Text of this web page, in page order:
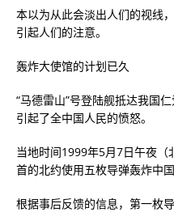
本以为从此会淡出人们的视线
引起人们的注意。
轰炸大使馆的计划已久
“马德雷山”号登陆舰抵达我国
引起了全中国人民的愤怒。
当地时间1999年5月7日午夜
首的北约使用五枚导弹轰炸中
根据事后反馈的信息，第一枚